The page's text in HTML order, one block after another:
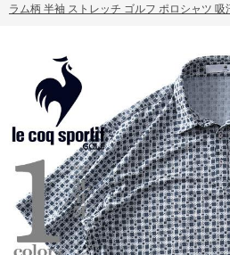
ラム柄 半袖 ストレッチ ゴルフ ポロシャツ